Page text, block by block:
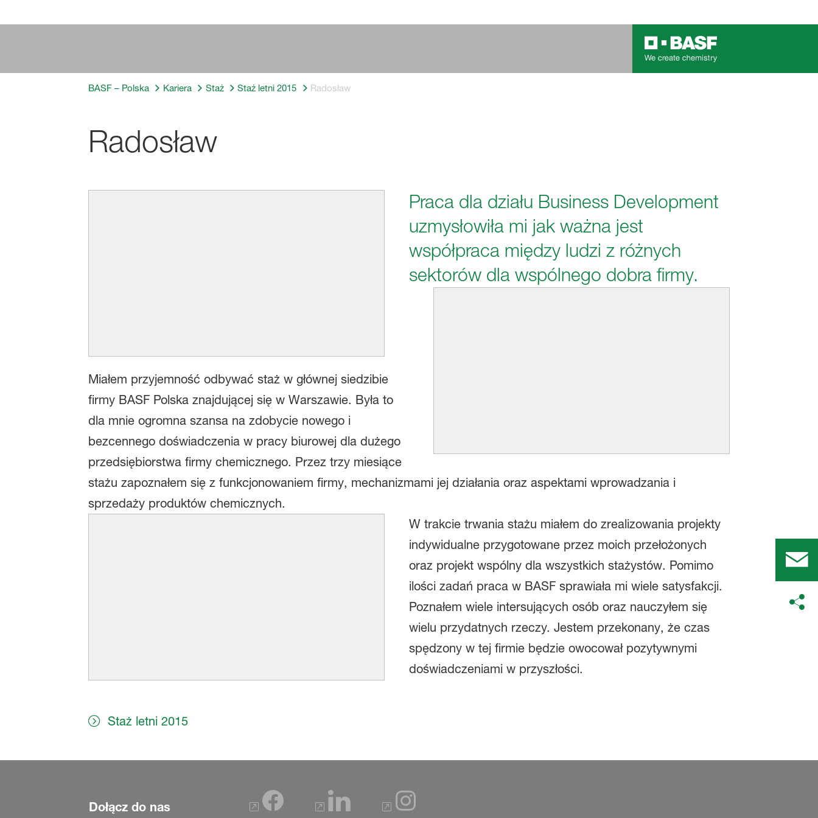
BASF – Polska Kariera Staż Staż letni 2015 Radosław
Radosław
Praca dla działu Business Development
uzmysłowiła mi jak ważna jest
współpraca między ludzi z różnych
sektorów dla wspólnego dobra firmy.
Miałem przyjemność odbywać staż w głównej siedzibie
firmy BASF Polska znajdującej się w Warszawie. Była to
dla mnie ogromna szansa na zdobycie nowego i
bezcennego doświadczenia w pracy biurowej dla dużego
przedsiębiorstwa firmy chemicznego. Przez trzy miesiące
stażu zapoznałem się z funkcjonowaniem firmy, mechanizmami jej działania oraz aspektami wprowadzania i
sprzedaży produktów chemicznych.
W trakcie trwania stażu miałem do zrealizowania projekty
indywidualne przygotowane przez moich przełożonych
oraz projekt wspólny dla wszystkich stażystów. Pomimo
ilości zadań praca w BASF sprawiała mi wiele satysfakcji.
Poznałem wiele intersujących osób oraz nauczyłem się
wielu przydatnych rzeczy. Jestem przekonany, że czas
spędzony w tej firmie będzie owocował pozytywnymi
doświadczeniami w przyszłości.
Staż letni 2015
Dołącz do nas